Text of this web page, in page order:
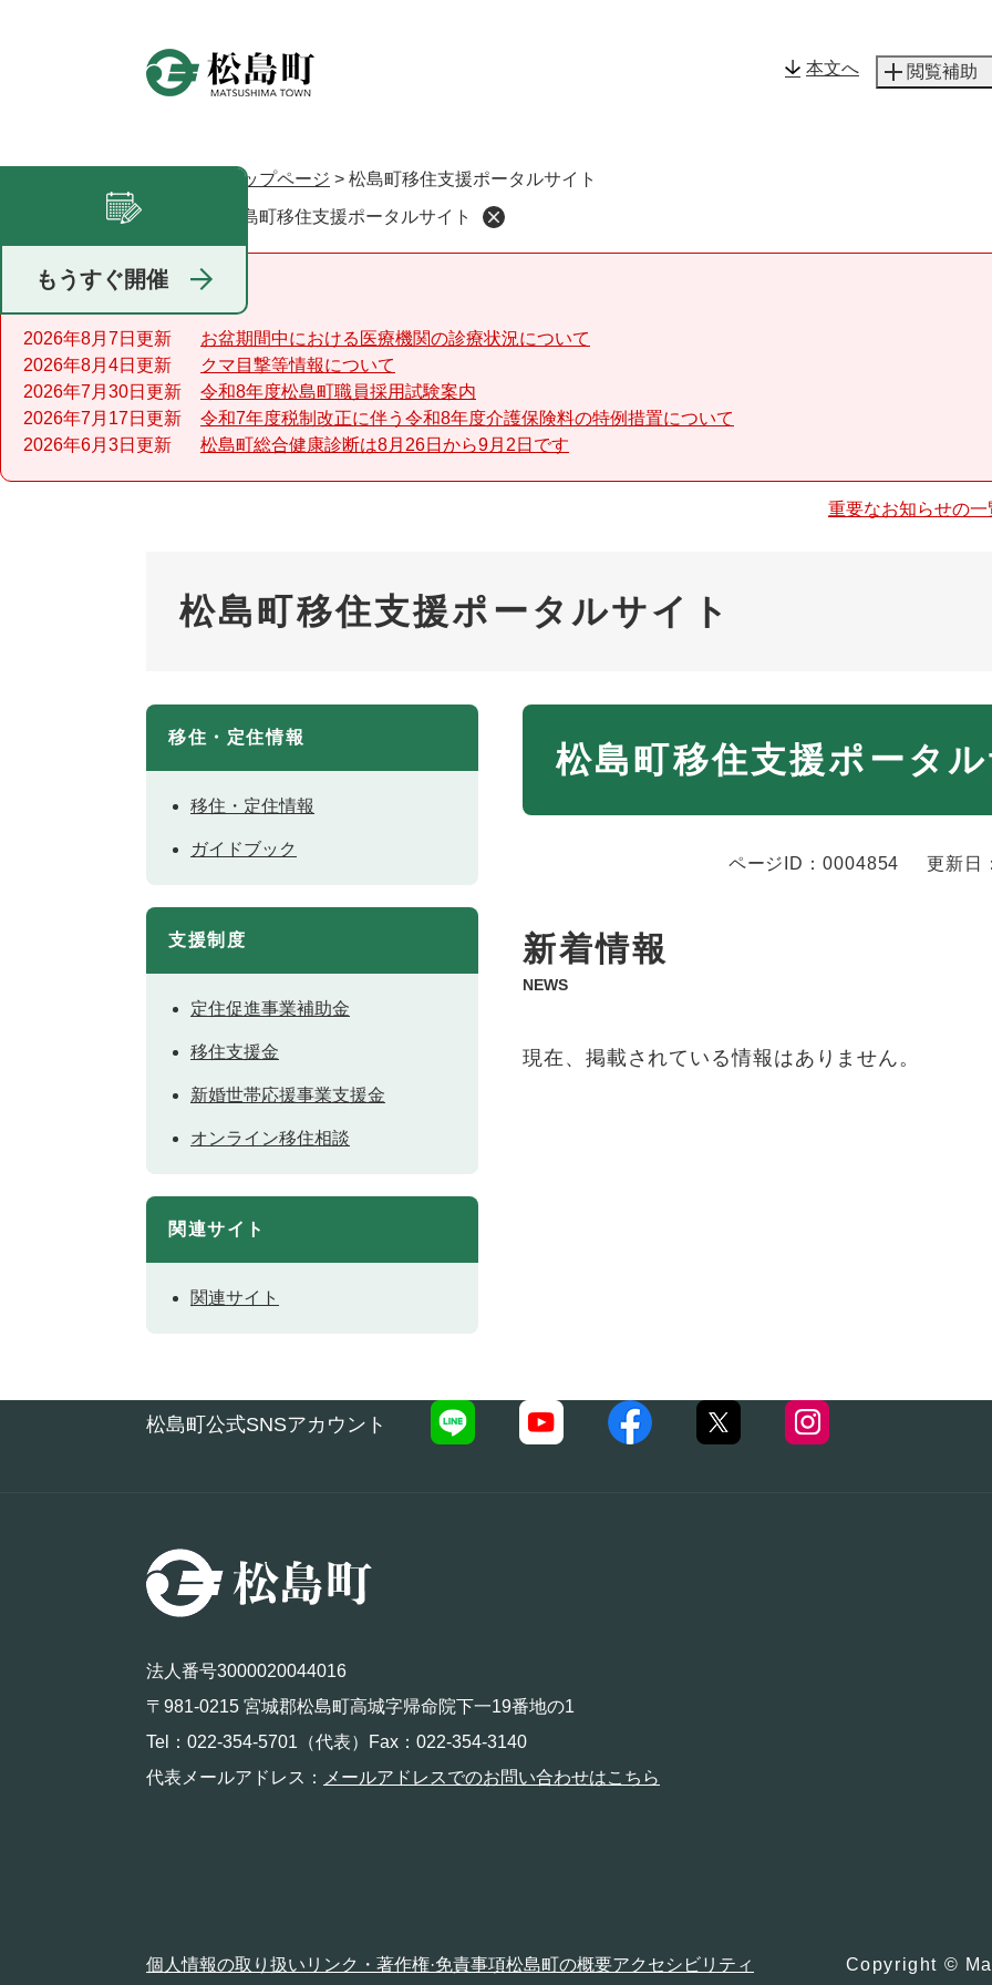
で
本文へ 閲覧補助
トップページ > 松島町移住支援ポータルサイト
松島町移住支援ポータルサイト
重要なお知らせ
2026年8月7日更新
お盆期間中における医療機関の診療状況について
2026年8月4日更新
クマ目撃等情報について
2026年7月30日更新
令和8年度松島町職員採用試験案内
2026年7月17日更新
令和7年度税制改正に伴う令和8年度介護保険料の特例措置について
2026年6月3日更新
松島町総合健康診断は8月26日から9月2日です
重要なお知らせの一
松島町移住支援ポータルサイト
松島町移住支援ポータル
ページID：0004854 更新日
新着情報
NEWS
現在、掲載されている情報はありません。
もうすぐ開催
移住・定住情報
移住・定住情報
ガイドブック
支援制度
定住促進事業補助金
移住支援金
新婚世帯応援事業支援金
オンライン移住相談
関連サイト
関連サイト
松島町公式SNSアカウント
法人番号3000020044016
〒981-0215 宮城郡松島町高城字帰命院下一19番地の1
Tel：022-354-5701（代表）Fax：022-354-3140
代表メールアドレス：
メールアドレスでのお問い合わせはこちら
個人情報の取り扱い リンク・著作権·免責事項松島町の概要アクセシビリティ Copyright ©